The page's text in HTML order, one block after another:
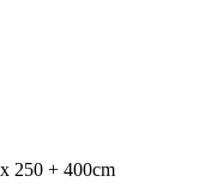
250 + 400cm